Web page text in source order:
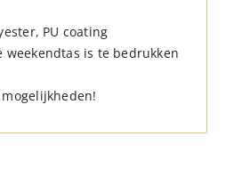
PU coating
weekendtas is te bedrukken